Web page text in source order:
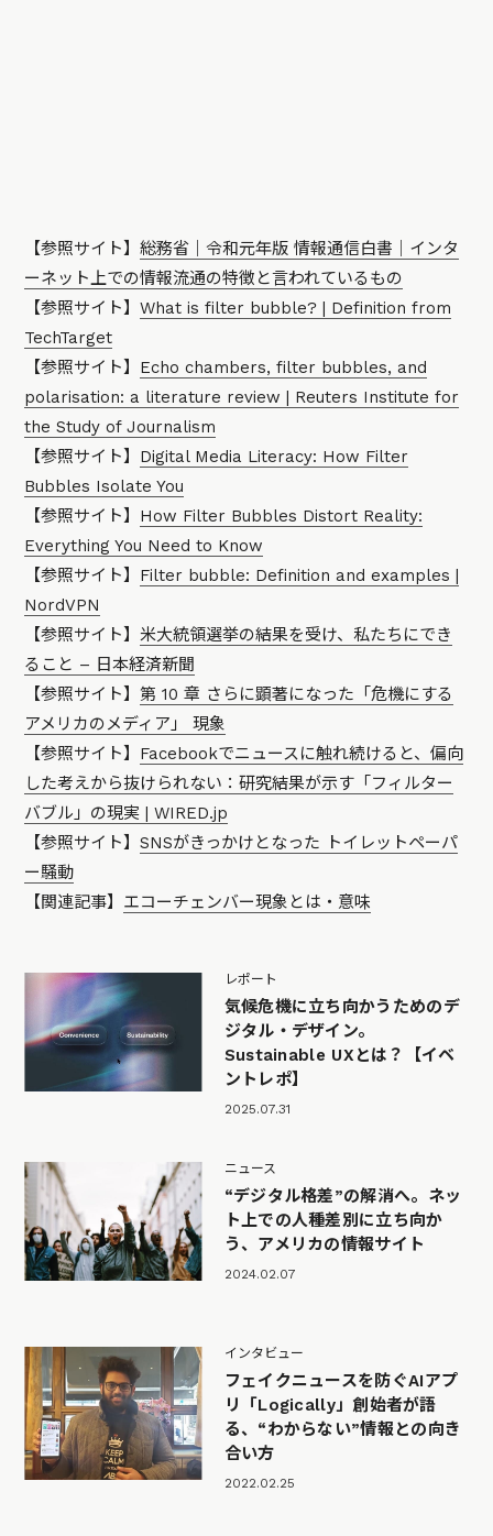
【参照サイト】総務省｜令和元年版 情報通信白書｜インタ
ーネット上での情報流通の特徴と言われているもの
【参照サイト】What is filter bubble? | Definition from
TechTarget
【参照サイト】 Echo chambers, filter bubbles, and
polarisation: a literature review | Reuters Institute for
the Study of Journalism
【参照サイト】 Digital Media Literacy: How Filter
Bubbles Isolate You
【参照サイト】 How Filter Bubbles Distort Reality:
Everything You Need to Know
【参照サイト】 Filter bubble: Definition and examples |
NordVPN
【参照サイト】米大統領選挙の結果を受け、私たちにでき
ること – 日本経済新聞
【参照サイト】第 10 章 さらに顕著になった「危機にする
アメリカのメディア」 現象
【参照サイト】 Facebookでニュースに触れ続けると、偏向
した考えから抜けられない：研究結果が示す「フィルター
バブル」の現実 | WIRED.jp
【参照サイト】SNSがきっかけとなった トイレットペーパ
ー騒動
【関連記事】 エコーチェンバー現象とは・意味
レポート
気候危機に立ち向かうためのデ
ジタル・デザイン。
Sustainable UXとは？【イベ
ントレポ】
2025.07.31
ニュース
“デジタル格差”の解消へ。ネッ
ト上での人種差別に立ち向か
う、アメリカの情報サイト
2024.02.07
インタビュー
フェイクニュースを防ぐAIアプ
リ「Logically」創始者が語
る、“わからない”情報との向き
合い方
2022.02.25